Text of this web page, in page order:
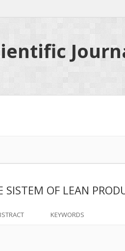
OF LEAN
KEYWORDS